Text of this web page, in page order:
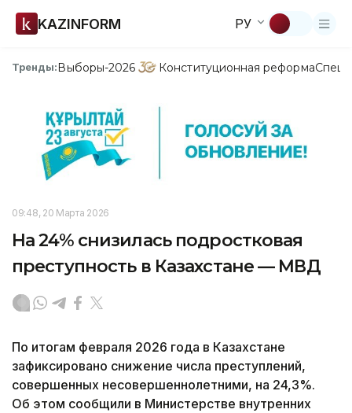
KAZINFORM РУ
Тренды:Выборы-2026 Конституционная реформа
09:48, 20 Марта 2026
На 24% снизилась подростковая
преступность в Казахстане — МВД
По итогам февраля 2026 года в Казахстане
зафиксировано снижение числа преступлений,
совершенных несовершеннолетними, на 24,3%.
Об этом сообщили в Министерстве внутренних